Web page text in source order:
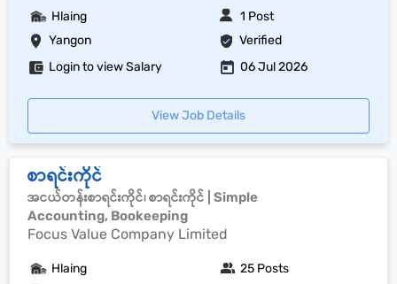
Yangon Verified
Hlaing 1 Post
Login to view Salary 06 Jul 2026
View Job Details
စာရင်းကိုင်
အငယ်တန်းစာရင်းကိုင်၊ စာရင်းကိုင် | Simple
Accounting, Bookeeping
Focus Value Company Limited
Hlaing 25 Posts